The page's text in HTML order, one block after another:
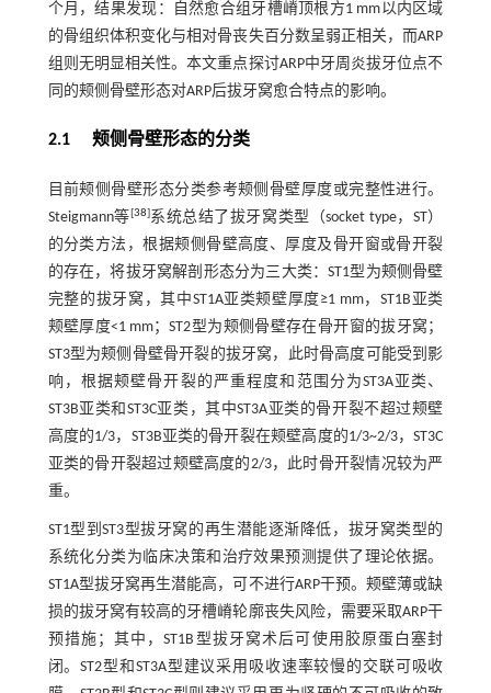
个月，结果发现：自然愈合组牙槽嵴顶根方1 mm以内区域
的骨组织体积变化与相对骨丧失百分数呈弱正相关，而ARP
组则无明显相关性。本文重点探讨ARP中牙周炎拔牙位点不
同的颊侧骨壁形态对ARP后拔牙窝愈合特点的影响。
2.1 颊侧骨壁形态的分类
目前颊侧骨壁形态分类参考颊侧骨壁厚度或完整性进行。
Steigmann等[38]系统总结了拔牙窝类型（socket type，ST）
的分类方法，根据颊侧骨壁高度、厚度及骨开窗或骨开裂
的存在，将拔牙窝解剖形态分为三大类：ST1型为颊侧骨壁
完整的拔牙窝，其中ST1A亚类颊壁厚度≥1 mm，ST1B亚类
颊壁厚度<1 mm；ST2型为颊侧骨壁存在骨开窗的拔牙窝；
ST3型为颊侧骨壁骨开裂的拔牙窝，此时骨高度可能受到影
响，根据颊壁骨开裂的严重程度和范围分为ST3A亚类、
ST3B亚类和ST3C亚类，其中ST3A亚类的骨开裂不超过颊壁
高度的1/3，ST3B亚类的骨开裂在颊壁高度的1/3~2/3，ST3C
亚类的骨开裂超过颊壁高度的2/3，此时骨开裂情况较为严
重。
ST1型到ST3型拔牙窝的再生潜能逐渐降低，拔牙窝类型的
系统化分类为临床决策和治疗效果预测提供了理论依据。
ST1A型拔牙窝再生潜能高，可不进行ARP干预。颊壁薄或缺
损的拔牙窝有较高的牙槽嵴轮廓丧失风险，需要采取ARP干
预措施；其中，ST1B型拔牙窝术后可使用胶原蛋白塞封
闭。ST2型和ST3A型建议采用吸收速率较慢的交联可吸收